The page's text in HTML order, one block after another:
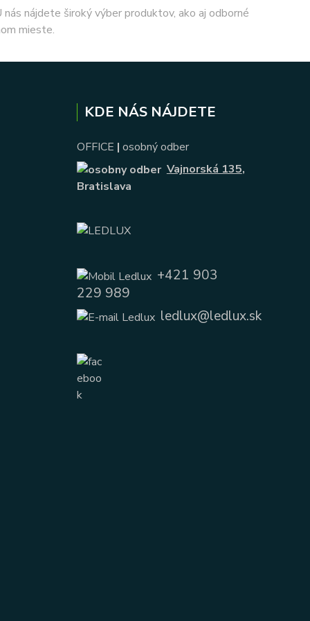
nájdete široký výber produktov, ako aj odborné
mieste.
KDE NÁS NÁJDETE
OFFICE | osobný odber
Vajnorská 135,
Bratislava
+421 903
229 989
ledlux@ledlux.sk